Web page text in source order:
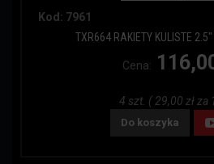
Kod: 7961
TXR664 RAKIETY KULISTE 2.5"
Cena:
4 szt. ( 29,00 zł za
Do koszyka